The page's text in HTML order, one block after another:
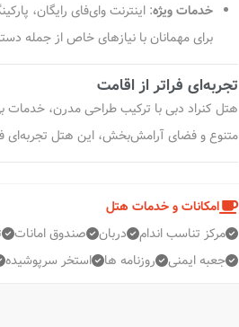
خدمات ویژه:
برای مهمانان با نیازهای خاص از جمله
تجربه‌ای فراتر از اقامت
هتل کنراد دبی با ترکیب طراحی مدرن، خدمات
متنوع و فضای آرامش‌بخش، این هتل تجربه‌ای
امکانات و خدمات هتل
مرکز تناسب اندام
دربان صندوق امانات
جعبه ایمنی
روزنامه ها استخر سرپوشیده